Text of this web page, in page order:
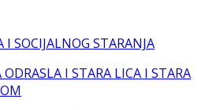
SOCIJALNOG STARANJA
I STARA LICA I STARA